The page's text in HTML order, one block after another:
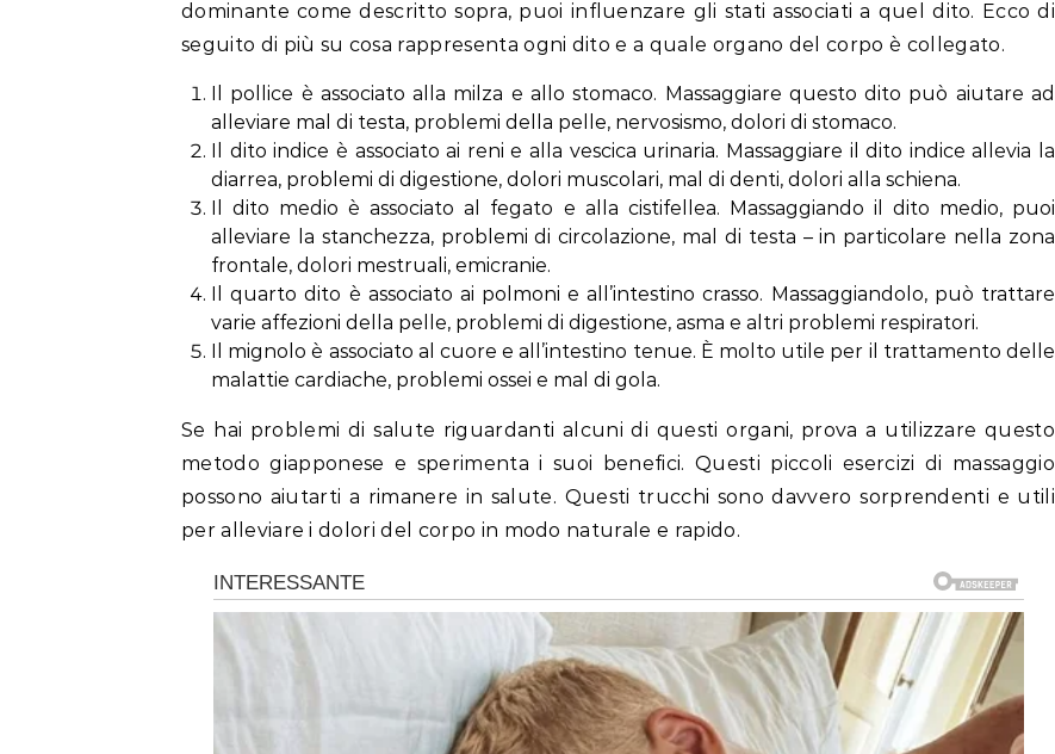
dominante come descritto sopra, puoi influenzare gli stati associati a quel dito. Ecco di
seguito di più su cosa rappresenta ogni dito e a quale organo del corpo è collegato.
Il pollice è associato alla milza e allo stomaco. Massaggiare questo dito può aiutare ad
alleviare mal di testa, problemi della pelle, nervosismo, dolori di stomaco.
Il dito indice è associato ai reni e alla vescica urinaria. Massaggiare il dito indice allevia la
diarrea, problemi di digestione, dolori muscolari, mal di denti, dolori alla schiena.
Il dito medio è associato al fegato e alla cistifellea. Massaggiando il dito medio, puoi
alleviare la stanchezza, problemi di circolazione, mal di testa – in particolare nella zona
frontale, dolori mestruali, emicranie.
Il quarto dito è associato ai polmoni e all’intestino crasso. Massaggiandolo, può trattare
varie affezioni della pelle, problemi di digestione, asma e altri problemi respiratori.
Il mignolo è associato al cuore e all’intestino tenue. È molto utile per il trattamento delle
malattie cardiache, problemi ossei e mal di gola.
Se hai problemi di salute riguardanti alcuni di questi organi, prova a utilizzare questo
metodo giapponese e sperimenta i suoi benefici. Questi piccoli esercizi di massaggio
possono aiutarti a rimanere in salute. Questi trucchi sono davvero sorprendenti e utili
per alleviare i dolori del corpo in modo naturale e rapido.